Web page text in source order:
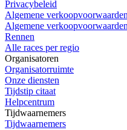
Privacybeleid
Algemene verkoopvoorwaarden
Algemene
Rennen
Alle races per regio
Organisatoren
Organisatorruimte
Onze diensten
Tijdstip citaat
Helpcentrum
Tijdwaarnemers
Tijdwaarnemers